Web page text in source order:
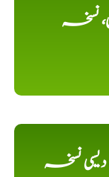
نسخہ
دیسی نسخہ